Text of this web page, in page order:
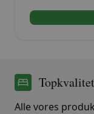
Topkvalitet
Alle vores